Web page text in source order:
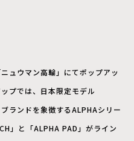
ュウマン高輪」にてポップアッ
プでは、日本限定モデル
ランドを象徴するALPHAシリー
」と「ALPHA PAD」がライン